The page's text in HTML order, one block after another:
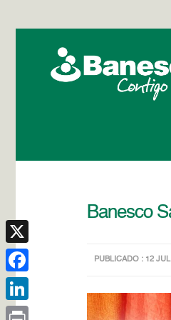
Banesco
PUBLICADO : 12
X
Facebook
LinkedIn